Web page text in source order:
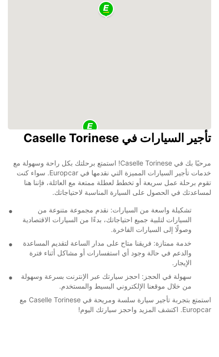
تأجير السيارات في Caselle Torinese
مرحبًا بك في Caselle Torinese! استمتع برحلتك بكل راحة وسهولة مع
خدمات تأجير السيارات المميزة التي نقدمها في Europcar. سواء كنت
تقوم برحلة عمل سريعة أو تخطط لعطلة ممتعة مع العائلة، فإننا هنا
لمساعدتك في الحصول على السيارة المناسبة لاحتياجاتك.
تشكيلة واسعة من السيارات: نقدم مجموعة متنوعة من
السيارات لتلبية جميع احتياجاتك، بدءًا من السيارات الاقتصادية
وصولًا إلى السيارات الفاخرة.
خدمة ممتازة: فريقنا متاح على مدار الساعة لتقديم المساعدة
والدعم في حالة وجود أي استفسارات أو مشاكل أثناء فترة
الإيجار.
سهولة في الحجز: احجز سيارتك عبر الإنترنت بسرعة وسهولة
من خلال موقعنا الإلكتروني البسيط والمستخدم.
استمتع بتجربة تأجير سيارة سلسة ومريحة في Caselle Torinese مع
Europcar. اكتشف المزيد واحجز سيارتك اليوم!